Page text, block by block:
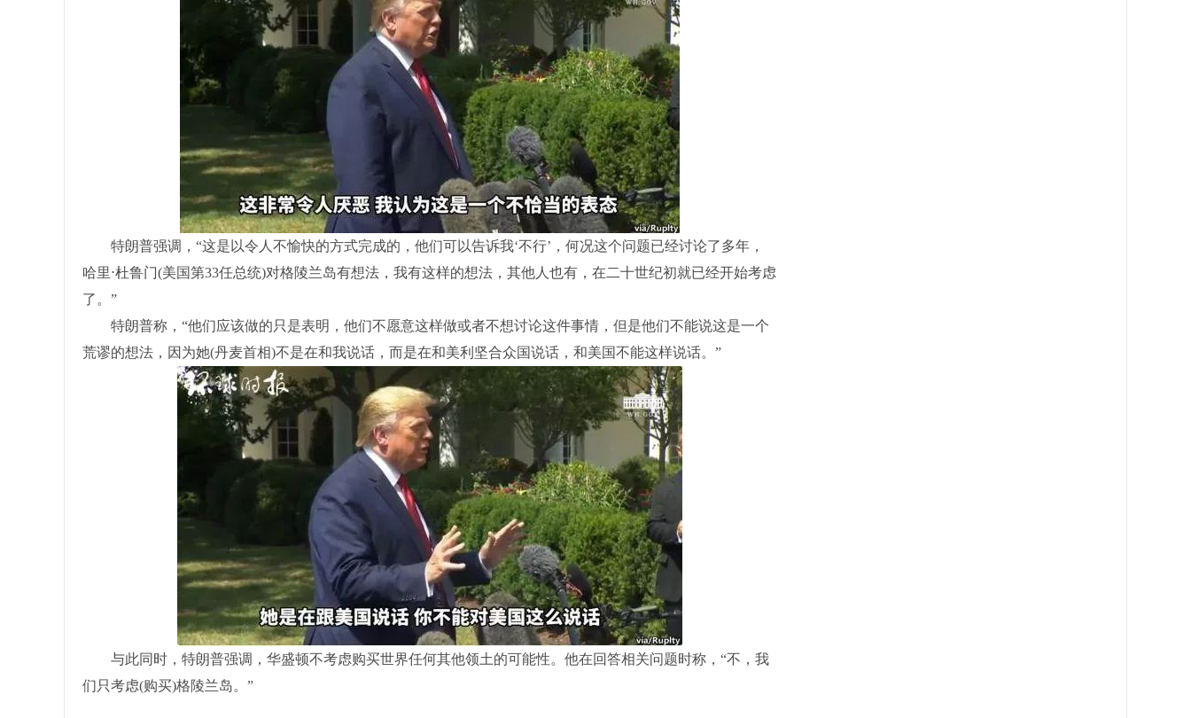
特朗普强调，“这是以令人不愉快的方式完成的，他们可以告诉我‘不行’，何况这个问题已经讨论了多年，
哈里⋅杜鲁门(美国第33任总统)对格陵兰岛有想法，我有这样的想法，其他人也有，在二十世纪初就已经开始考虑
了。”
特朗普称，“他们应该做的只是表明，他们不愿意这样做或者不想讨论这件事情，但是他们不能说这是一个
荒谬的想法，因为她(丹麦首相)不是在和我说话，而是在和美利坚合众国说话，和美国不能这样说话。”
与此同时，特朗普强调，华盛顿不考虑购买世界任何其他领土的可能性。他在回答相关问题时称，“不，我
们只考虑(购买)格陵兰岛。”